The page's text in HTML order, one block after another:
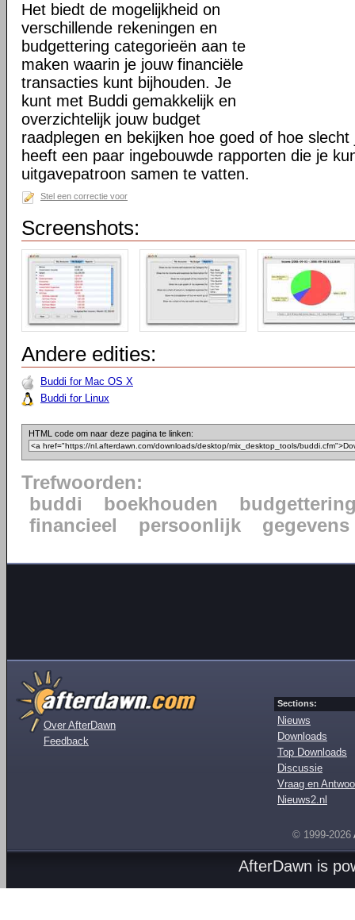
Het biedt de mogelijkheid on
verschillende rekeningen en
budgettering categorieën aan te
maken waarin je jouw financiële
transacties kunt bijhouden. Je
kunt met Buddi gemakkelijk en
overzichtelijk jouw budget
raadplegen en bekijken hoe goed of hoe
heeft een paar ingebouwde rapporten die je
uitgavepatroon samen te vatten.
Stel een correctie voor
Screenshots:
Andere edities:
Buddi for Mac OS X
Buddi for Linux
HTML code om naar deze pagina te linken:
Trefwoorden:
buddi
boekhouden
financieel
persoonlijk gegevens
Over AfterDawn
Feedback
Sections:
Nieuws
Downloads
Top Downloads
Discussie
Vraag en
Nieuws2.nl
© 1999-2026
AfterDawn is